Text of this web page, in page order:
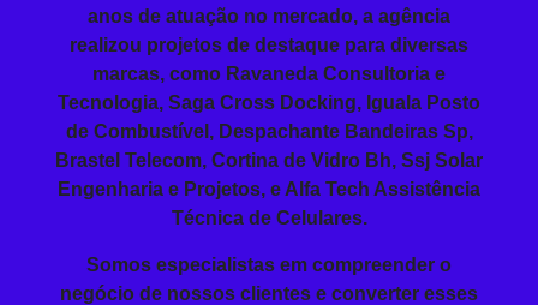
anos de atuação no mercado, a agência
realizou projetos de destaque para diversas
marcas, como Ravaneda Consultoria e
Tecnologia, Saga Cross Docking, Iguala Posto
de Combustível, Despachante Bandeiras Sp,
Brastel Telecom, Cortina de Vidro Bh, Ssj Solar
Engenharia e Projetos, e Alfa Tech Assistência
Técnica de Celulares.
Somos especialistas em compreender o
negócio de nossos clientes e converter esses